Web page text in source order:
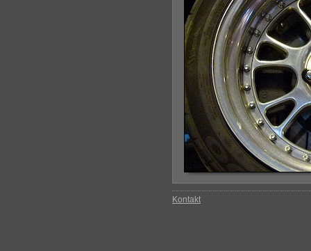
Kontakt